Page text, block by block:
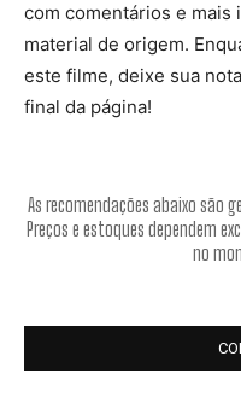
com comentários e mais
material de origem.
este filme, deixe sua
final da página!
As recomendações abaixo são
Preços e estoques dependem
no